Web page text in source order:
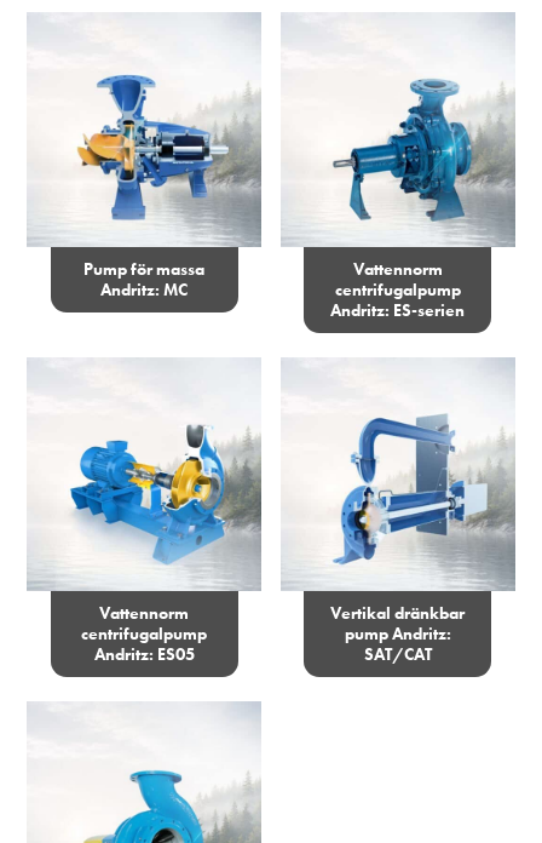
Pump för massa
Andritz: MC
Vattennorm
centrifugalpump
Andritz: ES-serien
Vattennorm
centrifugalpump
Andritz: ES05
Vertikal dränkbar
pump Andritz:
SAT/CAT